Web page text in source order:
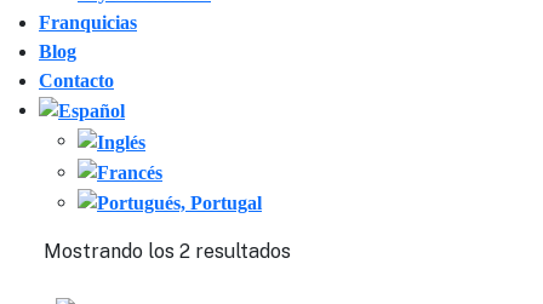
Franquicias
Blog
Contacto
Mostrando los 2 resultados